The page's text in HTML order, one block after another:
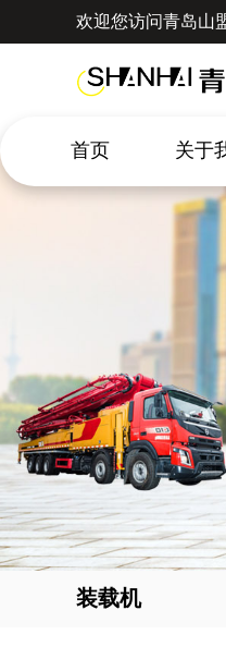
欢迎您访问青岛山
首页 关于
装载机